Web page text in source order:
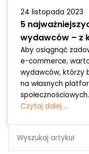
24 listopada 2023
5
wydawców – z
Aby osiągnąć
e-commerce,
wydawców, którzy
na własnych
Czytaj dalej ...